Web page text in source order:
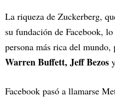
La riqueza de Zuckerberg,
su fundación de Facebook,
persona más rica del mundo,
Warren Buffett, Jeff Bezos
Facebook pasó a llamarse